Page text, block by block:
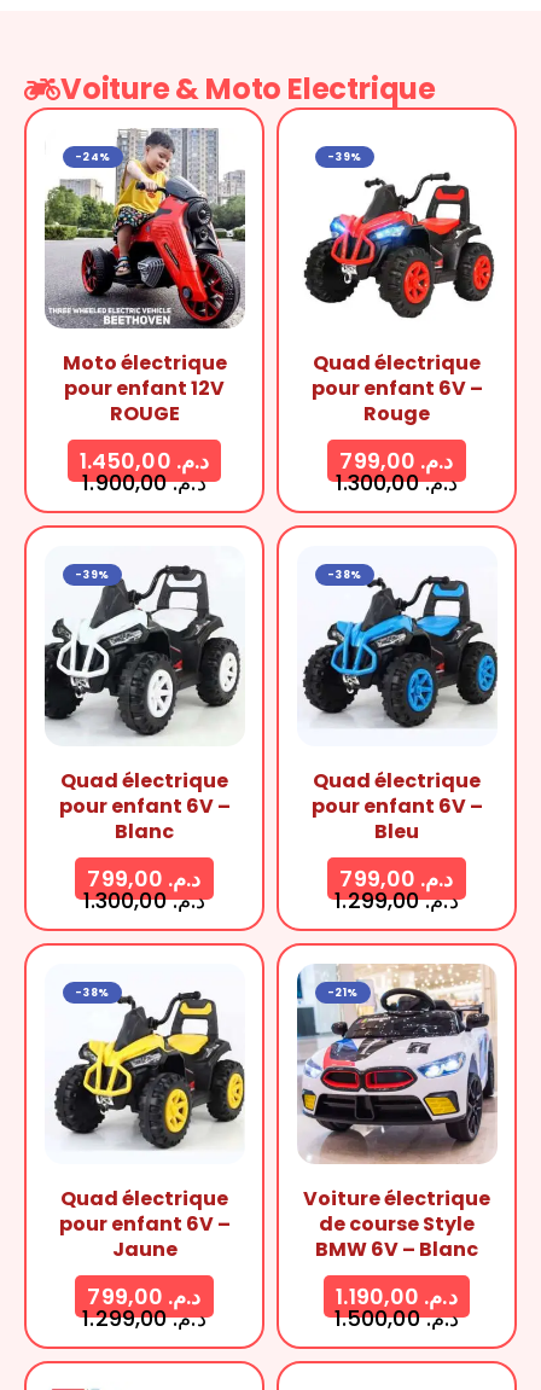
Voiture & Moto Electrique
-24%
Moto électrique
pour enfant 12V
ROUGE
د.م.1.900,00
د.م.
-39%
Quad électrique
pour enfant 6V –
Rouge
د.م.1.300,00
د.م.
-39%
Quad électrique
pour enfant 6V –
Blanc
د.م.1.300,00
د.م.
-38%
Quad électrique
pour enfant 6V –
Bleu
د.م.1.299,00
د.م.
-38%
Quad électrique
pour enfant 6V –
Jaune
د.م.1.299,00
د.م.
-21%
Voiture électrique
de course Style
BMW 6V – Blanc
د.م.1.500,00
د.م.